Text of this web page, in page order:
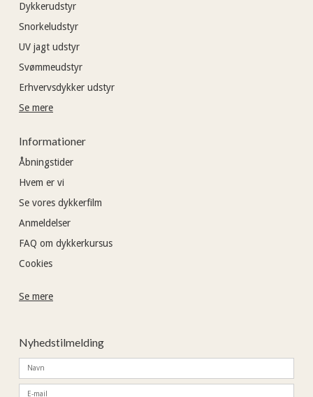
Dykkerudstyr
Snorkeludstyr
UV jagt udstyr
Svømmeudstyr
Erhvervsdykker udstyr
Se mere
Informationer
Åbningstider
Hvem er vi
Se vores dykkerfilm
Anmeldelser
FAQ om dykkerkursus
Cookies
Se mere
Nyhedstilmelding